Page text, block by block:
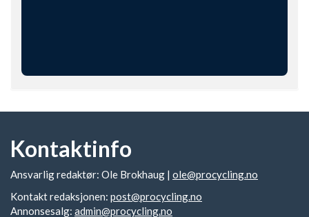
Kontaktinfo
Ansvarlig redaktør: Ole Brokhaug | ole@procycling.no
Kontakt redaksjonen: post@procycling.no
Annonsesalg: admin@procycling.no